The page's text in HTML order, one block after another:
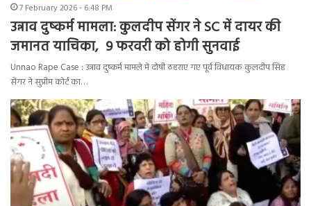
7 February 2026 - 6:48 PM
उन्नाव दुष्कर्म मामला: कुलदीप सेंगर ने SC में दायर की
जमानत याचिका, 9 फरवरी को होगी सुनवाई
Unnao Rape Case : उन्नाव दुष्कर्म मामले में दोषी ठहराए गए पूर्व विधायक कुलदीप सिंह
सेंगर ने सुप्रीम कोर्ट का…